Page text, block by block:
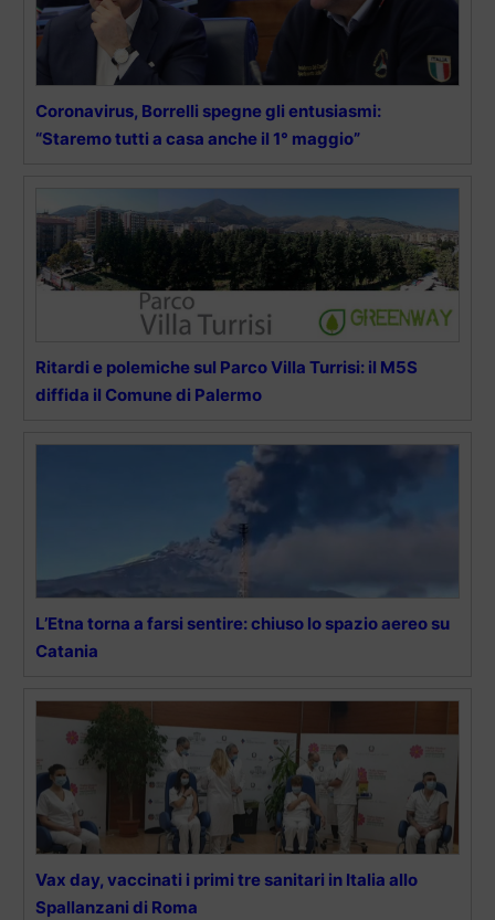
Coronavirus, Borrelli spegne gli entusiasmi:
“Staremo tutti a casa anche il 1° maggio”
Ritardi e polemiche sul Parco Villa Turrisi: il M5S
diffida il Comune di Palermo
L’Etna torna a farsi sentire: chiuso lo spazio aereo su
Catania
Vax day, vaccinati i primi tre sanitari in Italia allo
Spallanzani di Roma